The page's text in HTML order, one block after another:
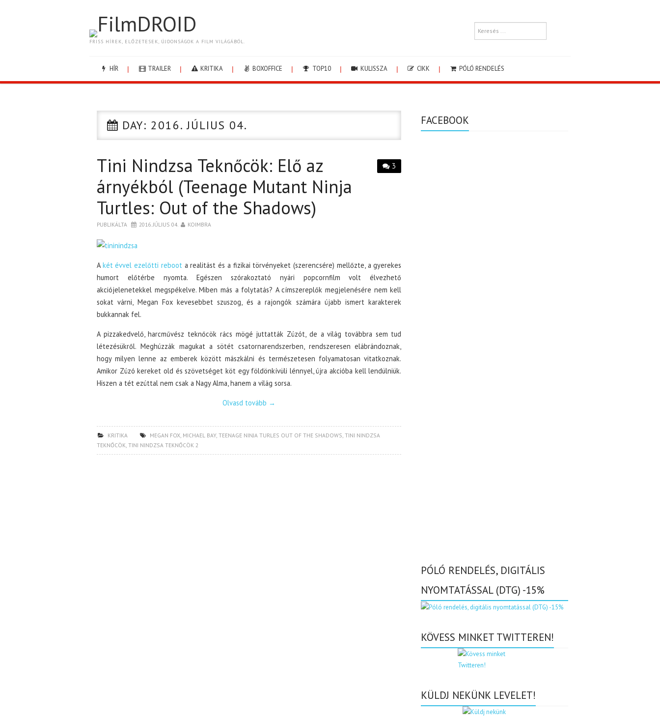
FilmDROID
FRISS HÍREK, ELŐZETESEK, ÚJDONSÁGOK A FILM VILÁGÁBÓL.
HÍR TRAILER KRITIKA BOXOFFICE TOP10 KULISSZA CIKK PÓLÓ RENDELÉS
DAY: 2016. JÚLIUS 04.
3
Tini Nindzsa Teknőcök: Elő az
árnyékból (Teenage Mutant Ninja
Turtles: Out of the Shadows)
PUBLIKÁLTA 2016. JÚLIUS 04. KOIMBRA
Akét évvel ezelőtti reboota realitást és a fizikai törvényeket (szerencsére) mellőzte, a gyerekes
humort előtérbe nyomta. Egészen szórakoztató nyári popcornfilm volt élvezhető
akciójelenetekkel megspékelve. Miben más a folytatás? A címszereplők megjelenésére nem kell
sokat várni, Megan Fox kevesebbet szuszog, és a rajongók számára újabb ismert karakterek
bukkannak fel.
A pizzakedvelő, harcművész teknőcök rács mögé juttatták Zúzót, de a világ továbbra sem tud
létezésükről. Meghúzzák magukat a sötét csatornarendszerben, rendszeresen elábrándoznak,
hogy milyen lenne az emberek között mászkálni és természetesen folyamatosan vitatkoznak.
Amikor Zúzó kereket old és szövetséget köt egy földönkívüli lénnyel, újra akcióba kell lendülniük.
Hiszen a tét ezúttal nem csak a Nagy Alma, hanem a világ sorsa.
Olvasd tovább →
KRITIKA MEGAN FOX, MICHAEL BAY, TEENAGE NINJA TURLES OUT OF THE SHADOWS, TINI NINDZSA
TEKNŐCÖK, TINI NINDZSA TEKNŐCÖK 2
FACEBOOK
PÓLÓ RENDELÉS, DIGITÁLIS
NYOMTATÁSSAL (DTG) -15%
KÖVESS MINKET TWITTEREN!
KÜLDJ NEKÜNK LEVELET!